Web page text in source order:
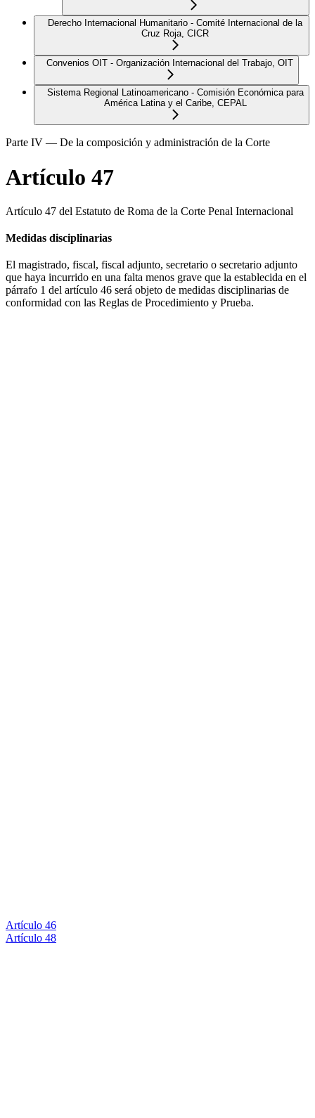
Derecho Internacional Humanitario - Comité Internacional de la
Cruz Roja, CICR
Convenios OIT - Organización Internacional del Trabajo, OIT
Sistema Regional Latinoamericano - Comisión Económica para
América Latina y el Caribe, CEPAL
Parte IV — De la composición y administración de la Corte
Artículo 47
Artículo 47 del Estatuto de Roma de la Corte Penal Internacional
Medidas disciplinarias
El magistrado, fiscal, fiscal adjunto, secretario o secretario adjunto
que haya incurrido en una falta menos grave que la establecida en el
párrafo 1 del artículo 46 será objeto de medidas disciplinarias de
conformidad con las Reglas de Procedimiento y Prueba.
Artículo 46
Artículo 48